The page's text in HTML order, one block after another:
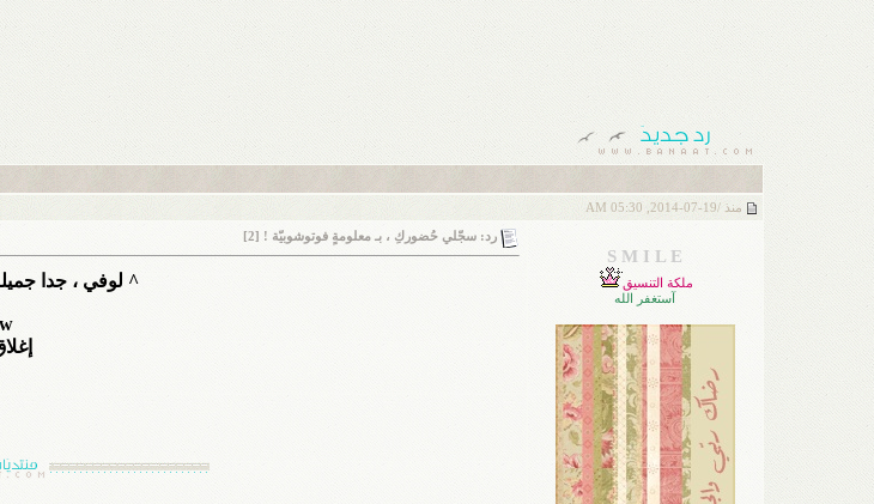
منذ /19-07-2014, 05:30 AM
S M I L E
ملكة التنسيق
آستغفر الله
رد: سجّلي حُضوركِ ، بـ معلومةٍ فوتوشوبيّة ! [2]
^ لوفي ، جدا